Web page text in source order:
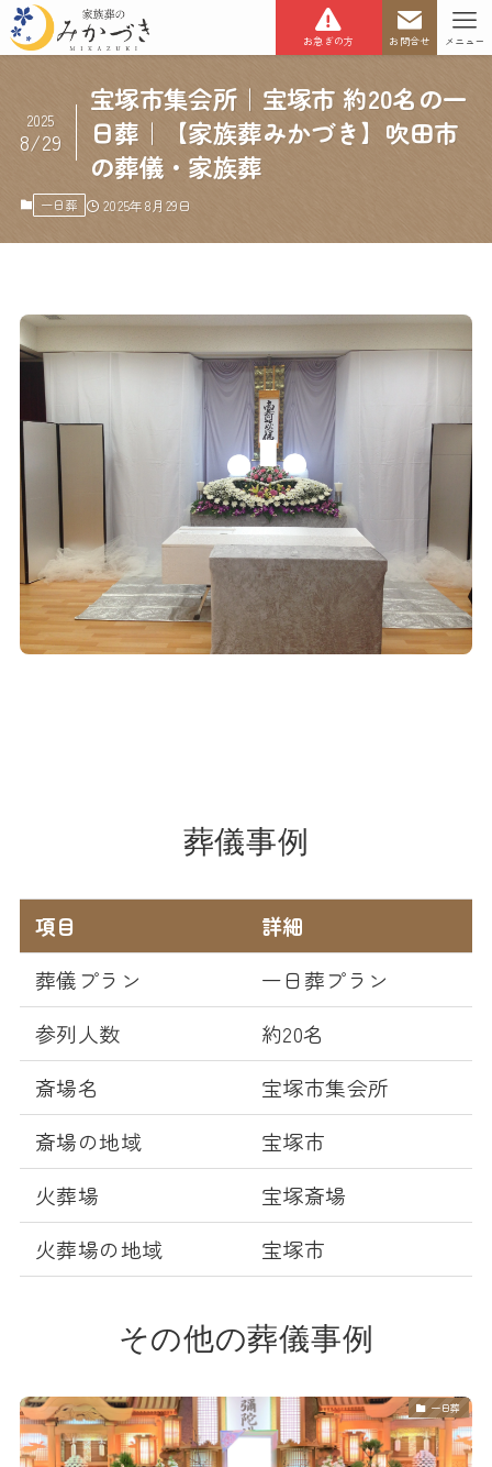
お急ぎの方 お問合せ メニュー
宝塚市集会所｜宝塚市 約20名の一
日葬｜【家族葬みかづき】吹田市
の葬儀・家族葬
2025
8/29
一日葬 2025年8月29日
葬儀事例
項目
詳細
葬儀プラン
一日葬プラン
参列人数
約20名
斎場名
宝塚市集会所
斎場の地域
宝塚市
火葬場
宝塚斎場
火葬場の地域
宝塚市
その他の葬儀事例
一日葬